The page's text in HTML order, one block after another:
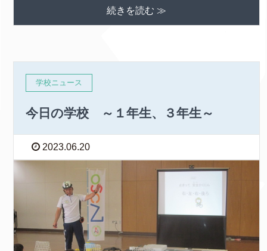
続きを読む ≫
学校ニュース
今日の学校 ～１年生、３年生～
2023.06.20